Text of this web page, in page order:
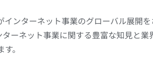
インターネット事業のグローバル展開
ーネット事業に関する豊富な知見と
。